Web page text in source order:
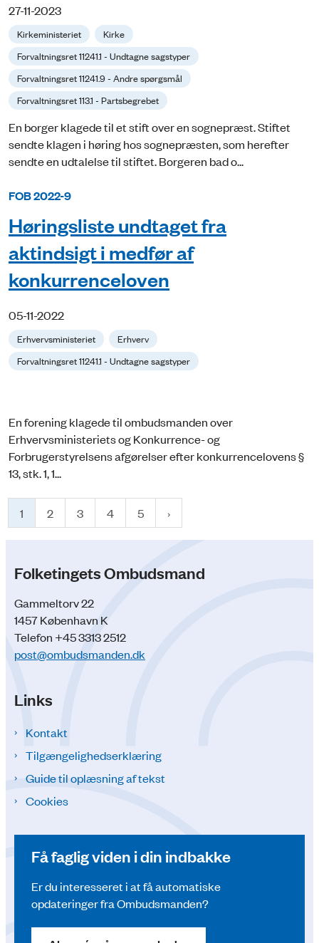
27-11-2023
Kirkeministeriet
Kirke
Forvaltningsret 11241.1 - Undtagne sagstyper
Forvaltningsret 11241.9 - Andre spørgsmål
Forvaltningsret 113.1 - Partsbegrebet
En borger klagede til et stift over en sognepræst. Stiftet
sendte klagen i høring hos sognepræsten, som herefter
sendte en udtalelse til stiftet. Borgeren bad o...
FOB 2022-9
Høringsliste undtaget fra
aktindsigt i medfør af
konkurrenceloven
05-11-2022
Erhvervsministeriet
Erhverv
Forvaltningsret 11241.1 - Undtagne sagstyper
En forening klagede til ombudsmanden over
Erhvervsministeriets og Konkurrence- og
Forbrugerstyrelsens afgørelser efter konkurrencelovens §
13, stk. 1, 1...
1 2 3 4 5
Folketingets Ombudsmand
Gammeltorv 22
1457 København K
Telefon +45 3313 2512
post@ombudsmanden.dk
Links
Kontakt
Tilgængelighedserklæring
Guide til oplæsning af tekst
Cookies
Få faglig viden i din indbakke
Er du interesseret i at få automatiske
opdateringer fra Ombudsmanden?